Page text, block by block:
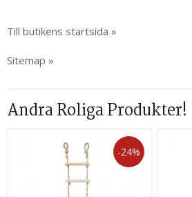
Till butikens startsida »
Sitemap »
Andra Roliga Produkter!
-24%